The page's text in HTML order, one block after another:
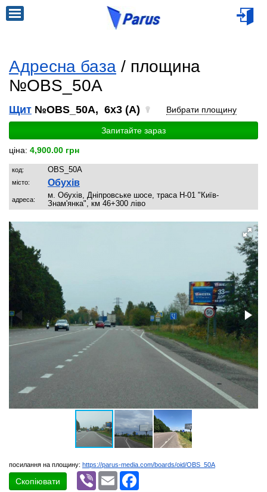
Адресна база / площина
№OBS_50A
Щит №OBS_50A, 6x3 (A) Вибрати площину
Запитайте зараз
ціна: 4,900.00 грн
код: OBS_50A
місто: Обухів
адреса:
м. Обухів, Дніпровське шосе, траса Н-01 "Київ-
Знам'янка", км 46+300 ліво
посилання на площину: https://parus-media.com/boards/oid/OBS_50A
Скопіювати
Viber Email